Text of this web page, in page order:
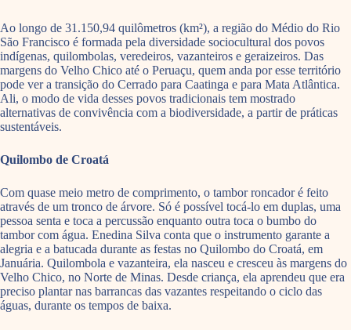
Ao longo de 31.150,94 quilômetros (km²), a região do Médio do Rio
São Francisco é formada pela diversidade sociocultural dos povos
indígenas, quilombolas, veredeiros, vazanteiros e geraizeiros. Das
margens do Velho Chico até o Peruaçu, quem anda por esse território
pode ver a transição do Cerrado para Caatinga e para Mata Atlântica.
Ali, o modo de vida desses povos tradicionais tem mostrado
alternativas de convivência com a biodiversidade, a partir de práticas
sustentáveis.
Quilombo de Croatá
Com quase meio metro de comprimento, o tambor roncador é feito
através de um tronco de árvore. Só é possível tocá-lo em duplas, uma
pessoa senta e toca a percussão enquanto outra toca o bumbo do
tambor com água. Enedina Silva conta que o instrumento garante a
alegria e a batucada durante as festas no Quilombo do Croatá, em
Januária. Quilombola e vazanteira, ela nasceu e cresceu às margens do
Velho Chico, no Norte de Minas. Desde criança, ela aprendeu que era
preciso plantar nas barrancas das vazantes respeitando o ciclo das
águas, durante os tempos de baixa.